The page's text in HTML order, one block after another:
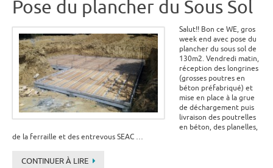
Pose du plancher du Sous Sol
Salut!! Bon ce WE, gros
week end avec pose du
plancher du sous sol de
130m2. Vendredi matin,
réception des longrines
(grosses poutres en
béton préfabriqué) et
mise en place à la grue
de déchargement puis
livraison des poutrelles
en béton, des planelles,
de la ferraille et des entrevous SEAC …
CONTINUER À LIRE